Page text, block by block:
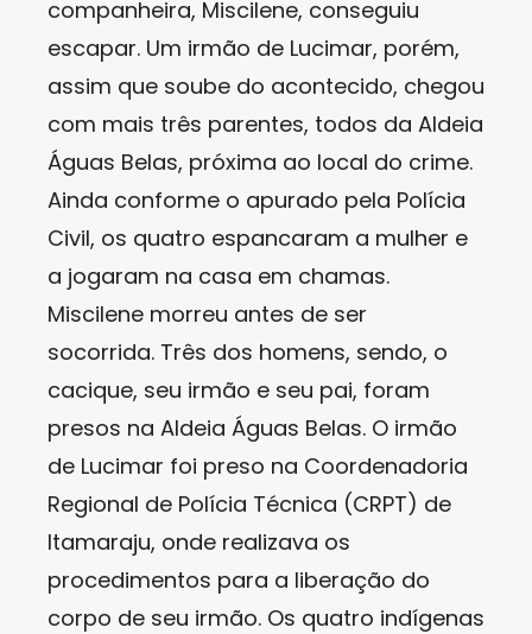
companheira, Miscilene, conseguiu
escapar. Um irmão de Lucimar, porém,
assim que soube do acontecido, chegou
com mais três parentes, todos da Aldeia
Águas Belas, próxima ao local do crime.
Ainda conforme o apurado pela Polícia
Civil, os quatro espancaram a mulher e
a jogaram na casa em chamas.
Miscilene morreu antes de ser
socorrida. Três dos homens, sendo, o
cacique, seu irmão e seu pai, foram
presos na Aldeia Águas Belas. O irmão
de Lucimar foi preso na Coordenadoria
Regional de Polícia Técnica (CRPT) de
Itamaraju, onde realizava os
procedimentos para a liberação do
corpo de seu irmão. Os quatro indígenas